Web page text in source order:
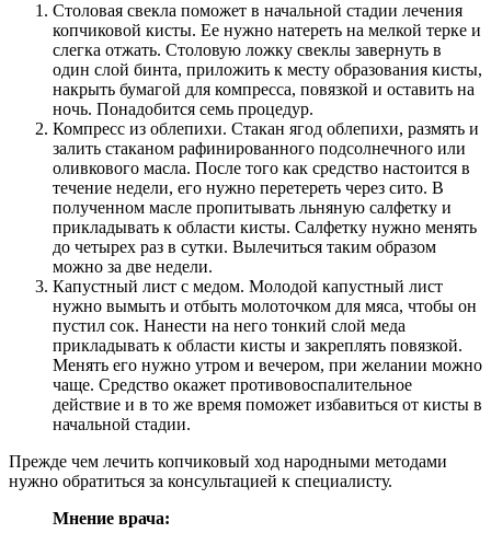
Столовая свекла поможет в начальной стадии лечения
копчиковой кисты. Ее нужно натереть на мелкой терке и
слегка отжать. Столовую ложку свеклы завернуть в
один слой бинта, приложить к месту образования кисты,
накрыть бумагой для компресса, повязкой и оставить на
ночь. Понадобится семь процедур.
Компресс из облепихи. Стакан ягод облепихи, размять и
залить стаканом рафинированного подсолнечного или
оливкового масла. После того как средство настоится в
течение недели, его нужно перетереть через сито. В
полученном масле пропитывать льняную салфетку и
прикладывать к области кисты. Салфетку нужно менять
до четырех раз в сутки. Вылечиться таким образом
можно за две недели.
Капустный лист с медом. Молодой капустный лист
нужно вымыть и отбыть молоточком для мяса, чтобы он
пустил сок. Нанести на него тонкий слой меда
прикладывать к области кисты и закреплять повязкой.
Менять его нужно утром и вечером, при желании можно
чаще. Средство окажет противовоспалительное
действие и в то же время поможет избавиться от кисты в
начальной стадии.
Прежде чем лечить копчиковый ход народными методами
нужно обратиться за консультацией к специалисту.
Мнение врача: